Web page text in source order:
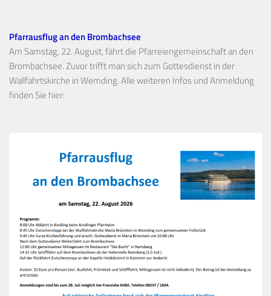
Pfarrausflug an den Brombachsee
Am Samstag, 22. August, fährt die Pfarreiengemeinschaft an den
Brombachsee. Zuvor trifft man sich zum Gottesdienst in der
Wallfahrtskirche in Wemding. Alle weiteren Infos und Anmeldung
finden Sie hier: